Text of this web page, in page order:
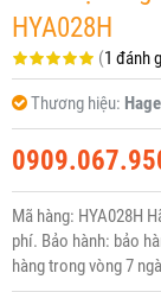
HYA028H
(1 đánh
Thương hiệu:
Mã hàng: HYA028H
phí. Bảo hành: bảo
hàng trong vòng 7